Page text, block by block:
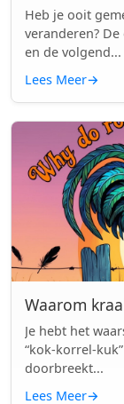
Heb je ooit
veranderen?
en de volgend...
Lees Meer→
Waarom
Je hebt het
“kok-korrel-
doorbreekt...
Lees Meer→